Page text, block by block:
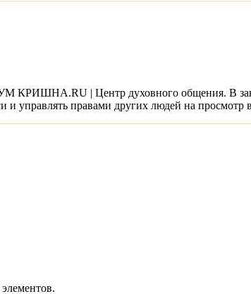
КРИШНА.RU | Центр духовного общения. В
и управлять правами других людей на просмотр